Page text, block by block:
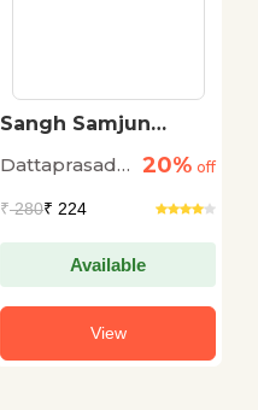
Sangh Samjun
Dattaprasad
20% off
₹280₹ 224
Available
View